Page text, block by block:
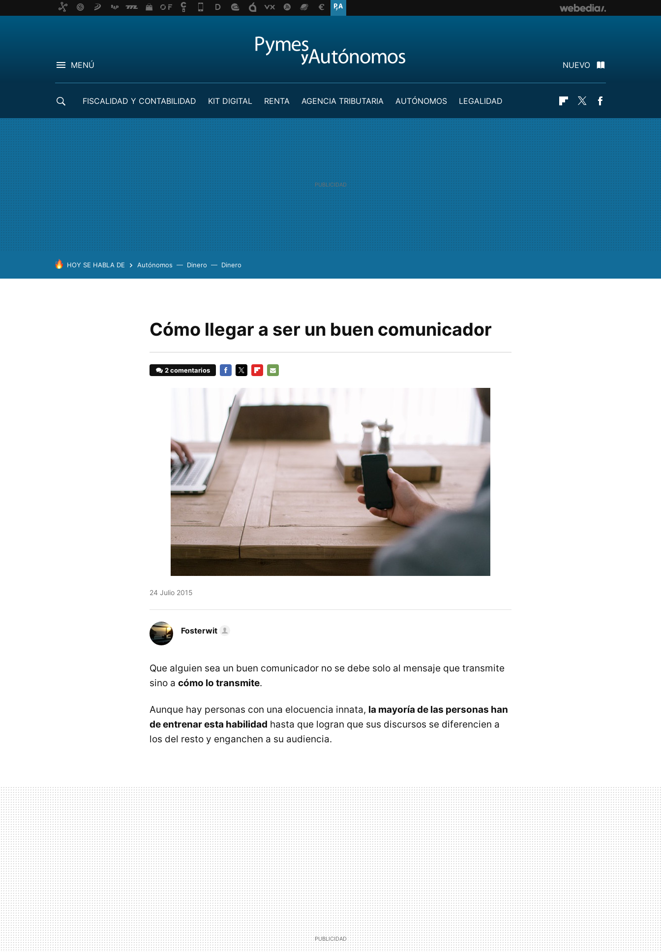
MENÚ NUEVO
FISCALIDAD Y CONTABILIDAD KIT DIGITAL RENTA AGENCIA TRIBUTARIA AUTÓNOMOS
LEGALIDAD
Flipboard
Twitter
HOY SE HABLA DE Autónomos Dinero Dinero
Cómo llegar a ser un buen comunicador
2 comentarios
24 Julio 2015
Fosterwit
Que alguien sea un buen comunicador no se debe solo al mensaje que transmite
sino a cómo lo transmite.
Aunque hay personas con una elocuencia innata, la mayoría de las personas han
de entrenar esta habilidad hasta que logran que sus discursos se diferencien a
los del resto y enganchen a su audiencia.